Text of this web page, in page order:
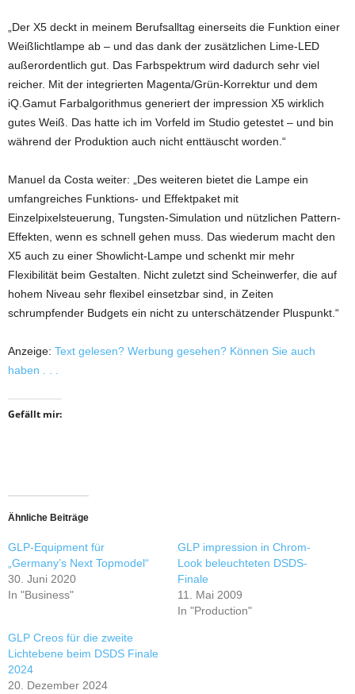
„Der X5 deckt in meinem Berufsalltag einerseits die Funktion einer
Weißlichtlampe ab – und das dank der zusätzlichen Lime-LED
außerordentlich gut. Das Farbspektrum wird dadurch sehr viel
reicher. Mit der integrierten Magenta/Grün-Korrektur und dem
iQ.Gamut Farbalgorithmus generiert der impression X5 wirklich
gutes Weiß. Das hatte ich im Vorfeld im Studio getestet – und bin
während der Produktion auch nicht enttäuscht worden.“
Manuel da Costa weiter: „Des weiteren bietet die Lampe ein
umfangreiches Funktions- und Effektpaket mit
Einzelpixelsteuerung, Tungsten-Simulation und nützlichen Pattern-
Effekten, wenn es schnell gehen muss. Das wiederum macht den
X5 auch zu einer Showlicht-Lampe und schenkt mir mehr
Flexibilität beim Gestalten. Nicht zuletzt sind Scheinwerfer, die auf
hohem Niveau sehr flexibel einsetzbar sind, in Zeiten
schrumpfender Budgets ein nicht zu unterschätzender Pluspunkt.“
Anzeige: Text gelesen? Werbung gesehen? Können Sie auch
haben . . .
Gefällt mir:
Ähnliche Beiträge
GLP-Equipment für
„Germany’s Next Topmodel“
30. Juni 2020
In "Business"
GLP impression in Chrom-
Look beleuchteten DSDS-
Finale
11. Mai 2009
In "Production"
GLP Creos für die zweite
Lichtebene beim DSDS Finale
2024
20. Dezember 2024